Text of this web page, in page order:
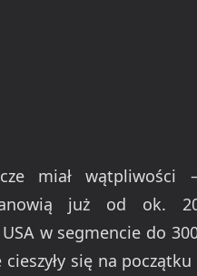
miał
już od ok.
w segmencie do
się na